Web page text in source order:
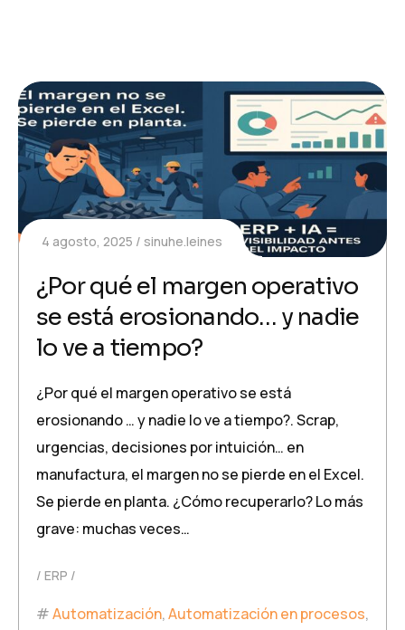
4 agosto, 2025 sinuhe.leines
¿Por qué el margen operativo
se está erosionando… y nadie
lo ve a tiempo?
¿Por qué el margen operativo se está
erosionando … y nadie lo ve a tiempo?. Scrap,
urgencias, decisiones por intuición… en
manufactura, el margen no se pierde en el Excel.
Se pierde en planta. ¿Cómo recuperarlo? Lo más
grave: muchas veces…
ERP
Automatización,Automatización en procesos,